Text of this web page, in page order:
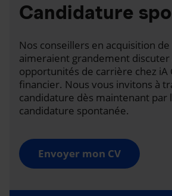
Candidature
Nos conseillers en acquisition
aimeraient grandement discuter
opportunités de carrière chez iA
financier. Nous vous invitons à
candidature dès maintenant par
candidature spontanée.
Envoyer mon CV